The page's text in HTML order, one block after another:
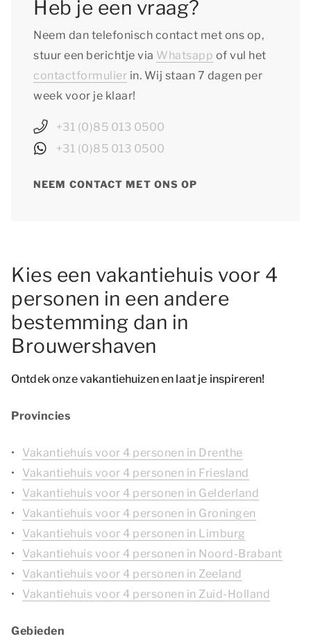
Heb je een vraag?
Neem dan telefonisch contact met ons op,
stuur een berichtje via Whatsapp of vul het
contactformulier in. Wij staan 7 dagen per
week voor je klaar!
+31 (0)85 013 0500
+31 (0)85 013 0500
NEEM CONTACT MET ONS OP
Kies een vakantiehuis voor 4
personen in een andere
bestemming dan in
Brouwershaven
Ontdek onze vakantiehuizen en laat je inspireren!
Provincies
Vakantiehuis voor 4 personen in Drenthe
Vakantiehuis voor 4 personen in Friesland
Vakantiehuis voor 4 personen in Gelderland
Vakantiehuis voor 4 personen in Groningen
Vakantiehuis voor 4 personen in Limburg
Vakantiehuis voor 4 personen in Noord-Brabant
Vakantiehuis voor 4 personen in Zeeland
Vakantiehuis voor 4 personen in Zuid-Holland
Gebieden